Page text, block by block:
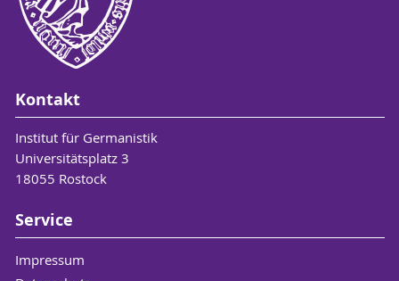
Kontakt
Institut für Germanistik
Universitätsplatz 3
18055 Rostock
Service
Impressum